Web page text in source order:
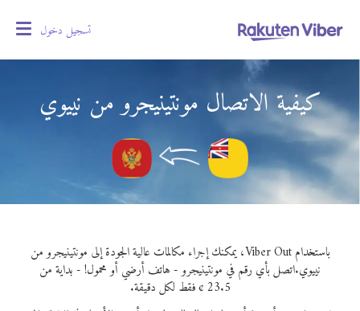
تسجيل دخول
كيفية الاتصال مونتينيجرو من نييوي
باستخدام Viber Out، يمكنك إجراء مكالمات عالية الجودة إلى مونتينيجرو من
نييوي.اتصل بأي رقم في مونتينيجرو - هاتف أرضي أو محمول! - بداية من
23.5 ¢ فقط لكل دقيقة.